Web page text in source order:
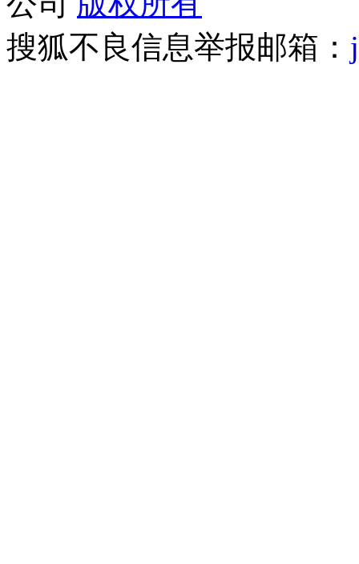
搜狐不良信息举报邮箱：